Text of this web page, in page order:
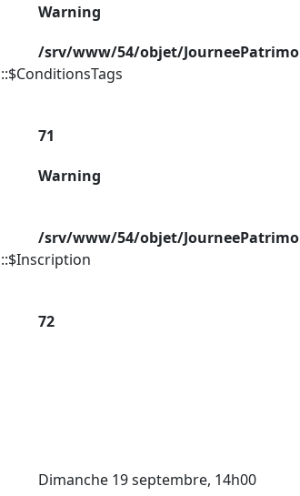
Warning
/srv/www/54/objet/
71
Warning
/srv/www/54/objet/
72
Dimanche 19 septembre, 14h00